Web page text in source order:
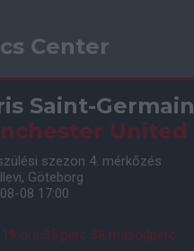
Center
Saint-Germain
United
szezon 4. mérkőzés
Göteborg
08 17:00
19 óra 35 perc 37 másodperc